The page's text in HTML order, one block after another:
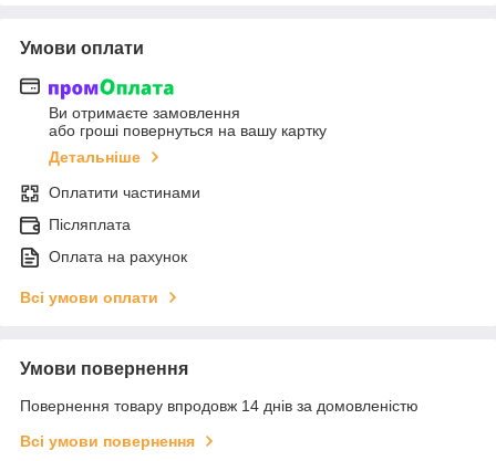
Умови оплати
Ви отримаєте замовлення
або гроші повернуться на вашу картку
Детальніше
Оплатити частинами
Післяплата
Оплата на рахунок
Всі умови оплати
Умови повернення
Повернення товару впродовж 14 днів за домовленістю
Всі умови повернення